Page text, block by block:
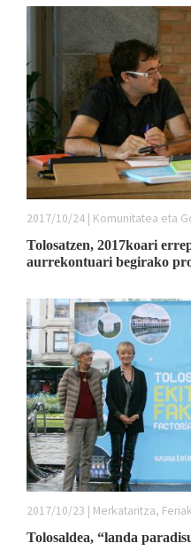
2017/10/24 | Komunitatea eta
Tolosatzen, 2017koari
aurrekontuari begirako
2017/10/23 | Merkataritza,
Tolosaldea, “landa